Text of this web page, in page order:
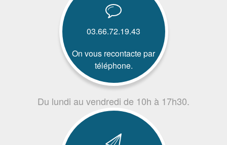
03.66.72.19.43
On vous recontacte par
téléphone.
Du lundi au vendredi de 10h à 17h30.